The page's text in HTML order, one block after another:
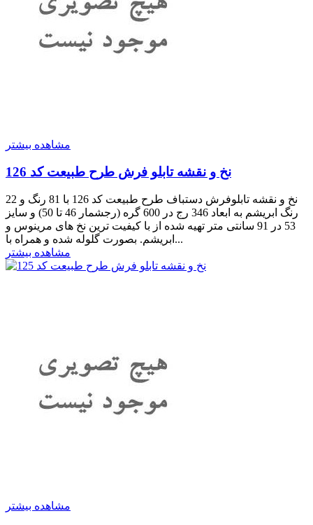
مشاهده بیشتر
نخ و نقشه تابلو فرش طرح طبیعت کد 126
نخ و نقشه تابلوفرش دستباف طرح طبیعت کد 126 با 81 رنگ و 22
رنگ ابریشم به ابعاد 346 رج در 600 گره (رجشمار 46 تا 50) و سایز
53 در 91 سانتی متر تهیه شده از با کیفیت ترین نخ های مرینوس و
ابریشم. بصورت گلوله شده و همراه با...
مشاهده بیشتر
مشاهده بیشتر